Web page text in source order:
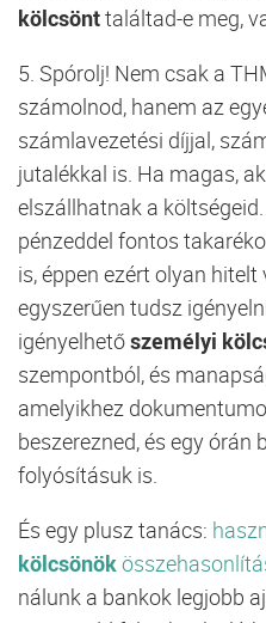
kölcsönttaláltad-e meg,
5. Spórolj! Nem csak a
számolnod, hanem az
számlavezetési díjjal,
jutalékkal is. Ha magas,
elszállhatnak a
pénzeddel fontos
is, éppen ezért olyan
egyszerűen tudsz
igényelhetőszemélyi
szempontból, és
amelyikhez
beszerezned, és egy órán
folyósításuk is.
És egy plusz tanács:
kölcsönök
nálunk a bankok legjobb